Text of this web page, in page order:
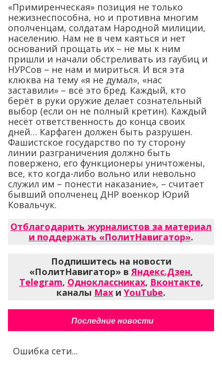
«Примиренческая» позиция не только
нежизнеспособна, но и противна многим
ополченцам, солдатам Народной милиции,
населению. Нам не в чем каяться и нет
оснований прощать их – не мы к ним
пришли и начали обстреливать из гаубиц и
НУРСов – не нам и мириться. И вся эта
клюква на тему «я не думал», «нас
заставили» – всё это бред. Каждый, кто
берёт в руки оружие делает сознательный
выбор (если он не полный кретин). Каждый
несёт ответственность до конца своих
дней… Карфаген должен быть разрушен.
Фашистское государство по ту сторону
линии разграничения должно быть
повержено, его функционеры уничтожены,
все, кто когда-либо вольно или невольно
служил им – понести наказание», – считает
бывший ополченец ДНР военкор Юрий
Ковальчук.
Отблагодарить журналистов за материал
и поддержать «ПолитНавигатор».
Подпишитесь на новости
«ПолитНавигатор» вЯндекс.Дзен,
Telegram, Одноклассниках, Вконтакте,
каналы Max и YouTube.
Последние новости
Ошибка сети...